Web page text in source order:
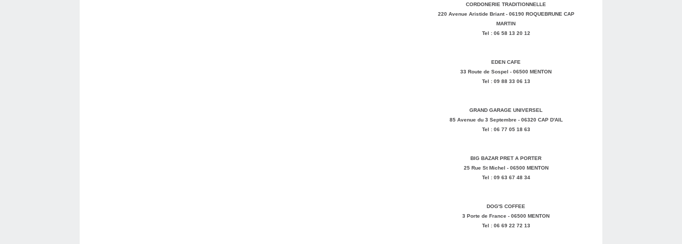
CORDONERIE TRADITIONNELLE
220 Avenue Aristide Briant - 06190 ROQUEBRUNE CAP
MARTIN
Tel : 06 58 13 20 12
EDEN CAFE
33 Route de Sospel - 06500 MENTON
Tel : 09 88 33 06 13
GRAND GARAGE UNIVERSEL
85 Avenue du 3 Septembre - 06320 CAP D'AIL
Tel : 06 77 05 18 63
BIG BAZAR PRET A PORTER
25 Rue St Michel - 06500 MENTON
Tel : 09 63 67 48 34
DOG'S COFFEE
3 Porte de France - 06500 MENTON
Tel : 06 69 22 72 13